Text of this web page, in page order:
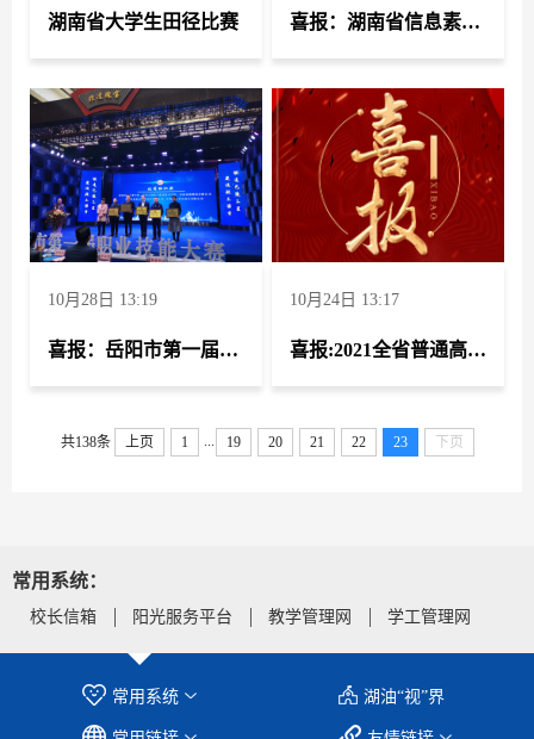
湖南省大学生田径比赛 喜报：湖南省信息素养大赛
10月28日 13:19
喜报：岳阳市第一届职业技能大赛
10月24日 13:17
喜报:2021全省普通高校"读懂中国"主题教育
共138条 上页 1 ... 19 20 21 22 23 下页
常用系统：
校长信箱 阳光服务平台 教学管理网 学工管理网
湖油“视”界
常用系统